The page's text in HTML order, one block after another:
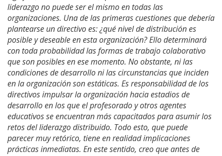
liderazgo no puede ser el mismo en todas las
organizaciones. Una de las primeras cuestiones que debería
plantearse un directivo es: ¿qué nivel de distribución es
posible y deseable en esta organización? Ello determinará
con toda probabilidad las formas de trabajo colaborativo
que son posibles en ese momento. No obstante, ni las
condiciones de desarrollo ni las circunstancias que inciden
en la organización son estáticas. Es responsabilidad de los
directivos impulsar la organización hacia estadios de
desarrollo en los que el profesorado y otros agentes
educativos se encuentran más capacitados para asumir los
retos del liderazgo distribuido. Todo esto, que puede
parecer muy retórico, tiene en realidad implicaciones
prácticas inmediatas. En este sentido, creo que antes de